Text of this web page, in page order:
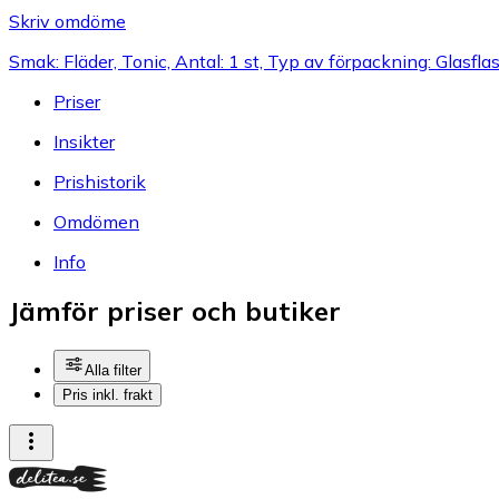
Skriv omdöme
Smak: Fläder, Tonic, Antal: 1 st, Typ av förpackning:
Priser
Insikter
Prishistorik
Omdömen
Info
Jämför priser och butiker
Alla filter
Pris inkl. frakt